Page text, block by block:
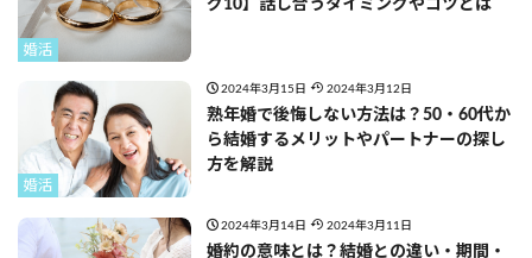
婚活
グ10】話し合うタイミングやコツとは
婚活
2024年3月15日 2024年3月12日
熟年婚で後悔しない方法は？50・60代か
ら結婚するメリットやパートナーの探し
方を解説
2024年3月14日 2024年3月11日
婚約の意味とは？結婚との違い・期間・